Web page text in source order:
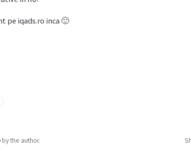
pe iqads.ro inca 🙂
by the author.